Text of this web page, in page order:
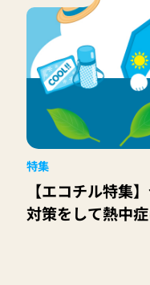
特集
【エコチル特集
対策をして熱中